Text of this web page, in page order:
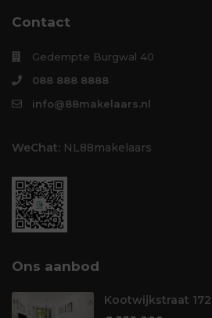
Contact
Gedempte Burgwal 40
088 888 8888
info@88makelaars.nl
WeChat: NL88makelaars
Ons aanbod
Kootwijkstraat 172